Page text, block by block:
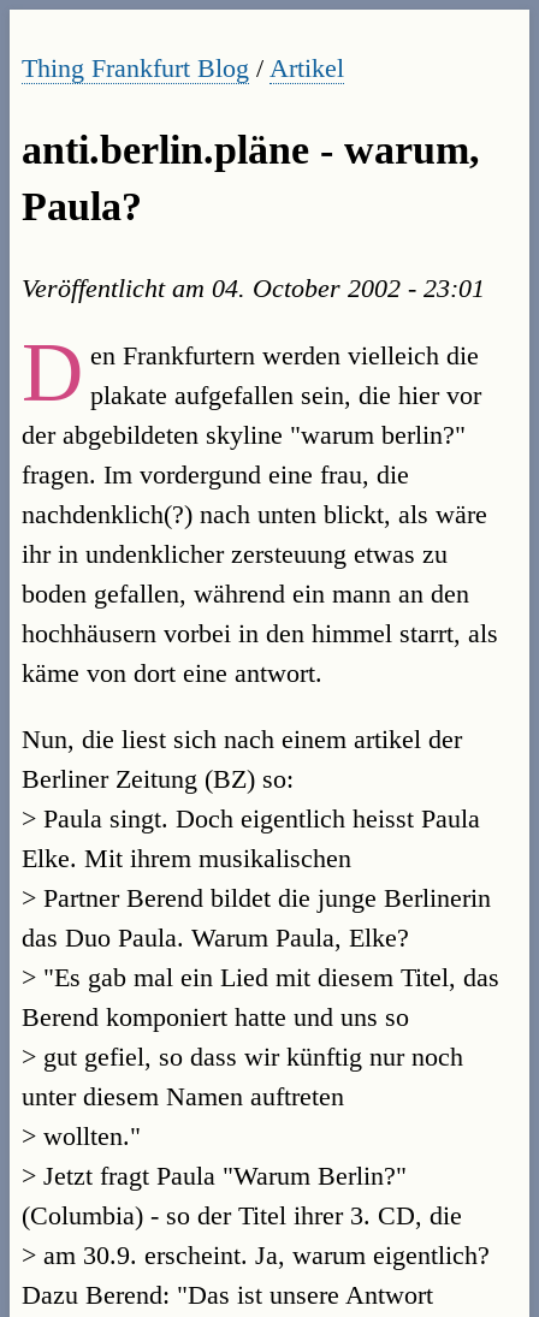
Thing Frankfurt Blog / Artikel
anti.berlin.pläne - warum,
Paula?
Veröffentlicht am 04. October 2002 - 23:01
D en Frankfurtern werden vielleich die
plakate aufgefallen sein, die hier vor
der abgebildeten skyline "warum berlin?"
fragen. Im vordergund eine frau, die
nachdenklich(?) nach unten blickt, als wäre
ihr in undenklicher zersteuung etwas zu
boden gefallen, während ein mann an den
hochhäusern vorbei in den himmel starrt, als
käme von dort eine antwort.
Nun, die liest sich nach einem artikel der
Berliner Zeitung (BZ) so:
> Paula singt. Doch eigentlich heisst Paula
Elke. Mit ihrem musikalischen
> Partner Berend bildet die junge Berlinerin
das Duo Paula. Warum Paula, Elke?
> "Es gab mal ein Lied mit diesem Titel, das
Berend komponiert hatte und uns so
> gut gefiel, so dass wir künftig nur noch
unter diesem Namen auftreten
> wollten."
> Jetzt fragt Paula "Warum Berlin?"
(Columbia) - so der Titel ihrer 3. CD, die
> am 30.9. erscheint. Ja, warum eigentlich?
Dazu Berend: "Das ist unsere Antwort